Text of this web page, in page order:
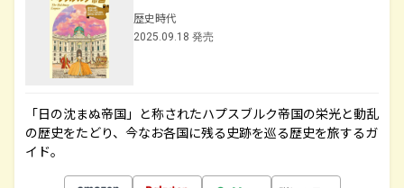
歴史時代
2025.09.18 発売
「日の沈まぬ帝国」と称されたハプスブルク帝国の栄光と動乱
の歴史をたどり、今なお各国に残る史跡を巡る歴史を旅するガ
イド。